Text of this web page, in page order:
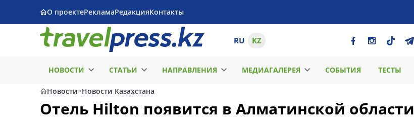
О проектеРекламаРедакцияКонтакты
RU KZ
НОВОСТИ СТАТЬИ НАПРАВЛЕНИЯ МЕДИАГАЛЕРЕЯ СОБЫТИЯ ТЕСТЫ
Новости Новости Казахстана
Отель Hilton появится в Алматинской области